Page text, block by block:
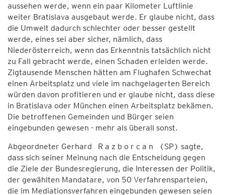
aussehen werde, wenn ein paar Kilometer Luftlinie
weiter Bratislava ausgebaut werde. Er glaube nicht, dass
die Umwelt dadurch schlechter oder besser gestellt
werde, eines sei aber sicher, nämlich, dass
Niederösterreich, wenn das Erkenntnis tatsächlich nicht
zu Fall gebracht werde, einen Schaden erleiden werde.
Zigtausende Menschen hätten am Flughafen Schwechat
einen Arbeitsplatz und viele im nachgelagerten Bereich
würden davon profitieren und er glaube nicht, dass diese
in Bratislava oder München einen Arbeitsplatz bekämen.
Die betroffenen Gemeinden und Bürger seien
eingebunden gewesen - mehr als überall sonst.
Abgeordneter Gerhard R a z b o r c a n (SP) sagte,
dass sich seiner Meinung nach die Entscheidung gegen
die Ziele der Bundesregierung, die Interessen der Politik,
der gewählten Mandatare, von 50 Verfahrensparteien,
die im Mediationsverfahren eingebunden gewesen seien